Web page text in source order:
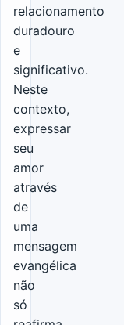
relacionamento
duradouro
e
significativo.
Neste
contexto,
expressar
seu
amor
através
de
uma
mensagem
evangélica
não
só